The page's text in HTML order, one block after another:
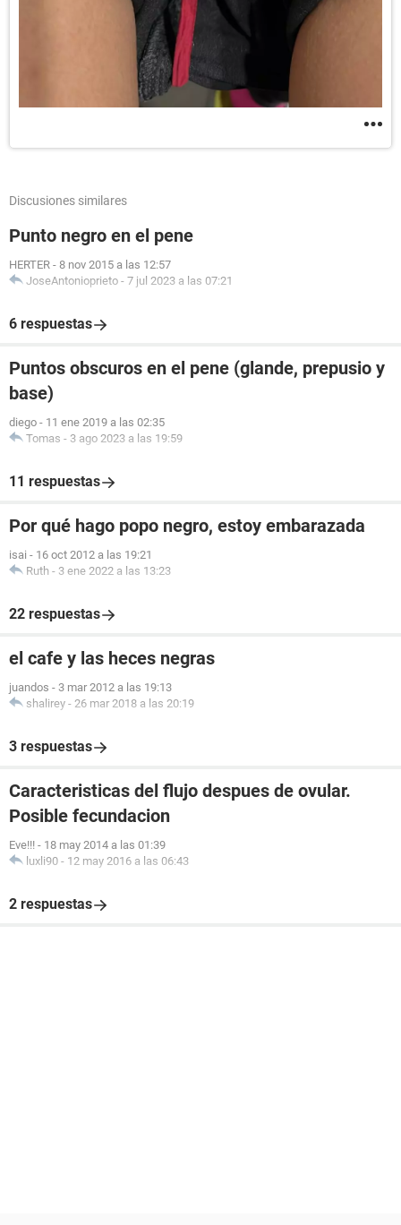
Discusiones similares
Punto negro en el pene
HERTER - 8 nov 2015 a las 12:57
JoseAntonioprieto - 7 jul 2023 a las 07:21
6 respuestas
Puntos obscuros en el pene (glande, prepusio y
base)
diego - 11 ene 2019 a las 02:35
Tomas - 3 ago 2023 a las 19:59
11 respuestas
Por qué hago popo negro, estoy embarazada
isai - 16 oct 2012 a las 19:21
Ruth - 3 ene 2022 a las 13:23
22 respuestas
el cafe y las heces negras
juandos - 3 mar 2012 a las 19:13
shalirey - 26 mar 2018 a las 20:19
3 respuestas
Caracteristicas del flujo despues de ovular.
Posible fecundacion
Eve!!! - 18 may 2014 a las 01:39
luxli90 - 12 may 2016 a las 06:43
2 respuestas